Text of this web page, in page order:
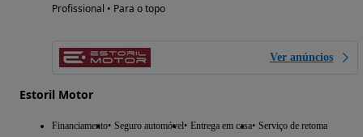
Profissional • Para o topo
Ver anúncios
Estoril Motor
Financiamento Seguro automóvel Entrega em casa Serviço de retoma